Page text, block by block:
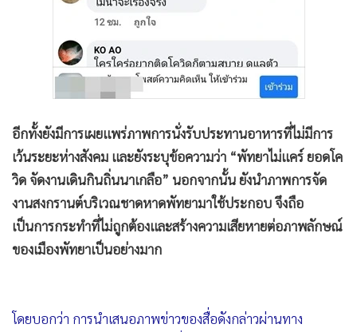
อีกทั้งยังมีการเผยแพร่ภาพการนั่งรับประทานอาหารที่ไม่มีการ
เว้นระยะห่างสังคม และยังระบุข้อความว่า “พัทยาไม่แคร์ ยอดโค
วิด จัดงานเดินกินถิ่นนาเกลือ” นอกจากนั้น ยังนำภาพการจัด
งานสงกรานต์บริเวณชาดหาดพัทยามาใช้ประกอบ จึงถือ
เป็นการกระทำที่ไม่ถูกต้องและสร้างความเสียหายต่อภาพลักษณ์
ของเมืองพัทยาเป็นอย่างมาก
โดยบอกว่า การนำเสนอภาพข่าวของสื่อดังกล่าวผ่านทาง